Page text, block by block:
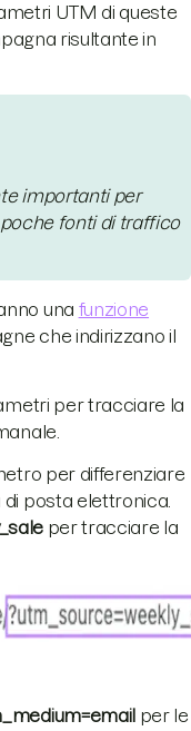
UTM di queste
risultante in
importanti per
fonti di traffico
una funzione
che indirizzano il
per tracciare la
per differenziare
posta elettronica.
per tracciare la
per le